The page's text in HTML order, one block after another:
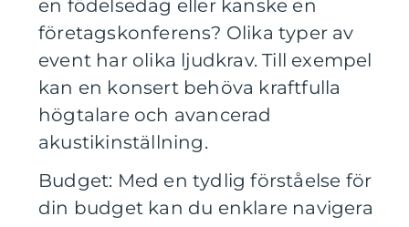
en födelsedag eller kanske en
företagskonferens? Olika typer av
event har olika ljudkrav. Till exempel
kan en konsert behöva kraftfulla
högtalare och avancerad
akustikinställning.
Budget: Med en tydlig förståelse för
din budget kan du enklare navigera